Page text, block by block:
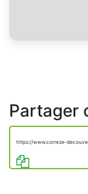
Partager
https://www.correze-